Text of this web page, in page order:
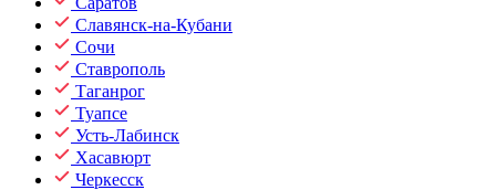
Славянск-на-Кубани
Сочи
Ставрополь
Таганрог
Туапсе
Усть-Лабинск
Хасавюрт
Черкесск